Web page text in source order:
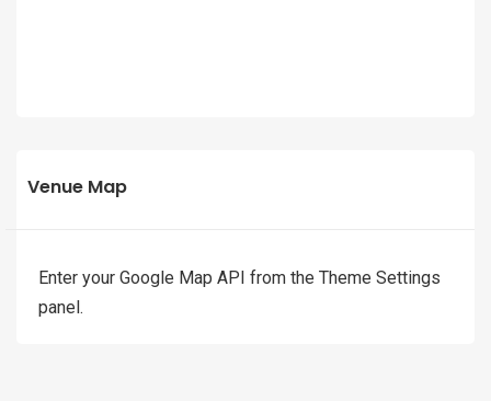
Venue Map
Enter your Google Map API from the Theme Settings
panel.